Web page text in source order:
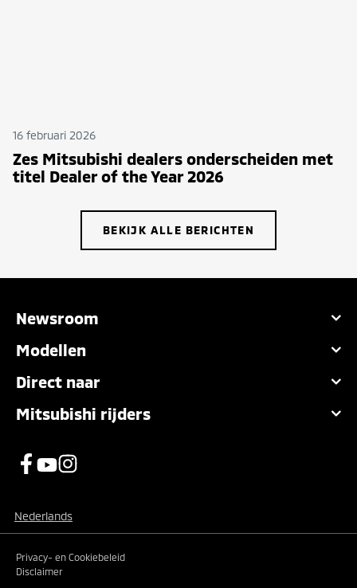
16 februari 2026
Zes Mitsubishi dealers onderscheiden met
titel Dealer of the Year 2026
BEKIJK ALLE BERICHTEN
Newsroom
Modellen
Direct naar
Mitsubishi rijders
Nederlands
Privacy- en Cookiebeleid
Disclaimer